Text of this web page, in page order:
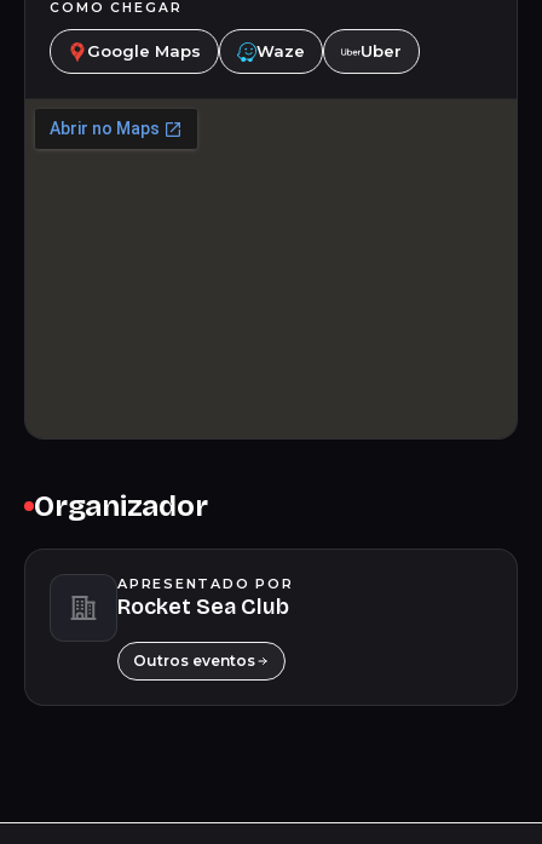
COMO CHEGAR
Google Maps Waze Uber
Organizador
APRESENTADO POR
Rocket Sea Club
Outros eventos